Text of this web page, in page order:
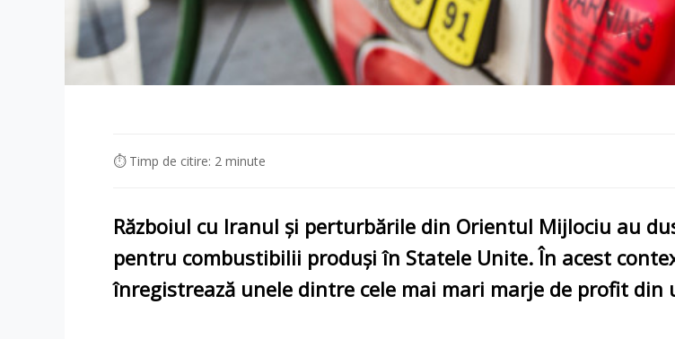
⏱ Timp de citire: 2 minute
Războiul cu Iranul și perturbările din Orientul Mijlociu au
pentru combustibilii produși în Statele Unite. În acest
înregistrează unele dintre cele mai mari marje de profit din